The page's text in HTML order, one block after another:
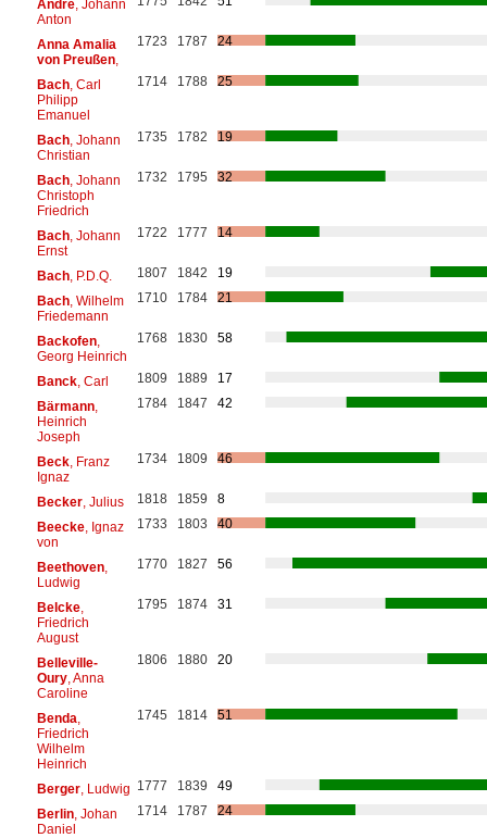
André, Johann
Anton
Anna Amalia
von Preußen,
1723 1787 24
Bach, Carl
Philipp
Emanuel
1714 1788 25
Bach, Johann
Christian
1735 1782 19
Bach, Johann
Christoph
Friedrich
1732 1795 32
Bach, Johann
Ernst
1722 1777 14
Bach, P.D.Q. 1807 1842
19
Bach, Wilhelm
Friedemann
1710 1784 21
Backofen,
Georg Heinrich
1768 1830 58
Banck, Carl 1809 1889
17
Bärmann,
Heinrich
Joseph
1784 1847 42
Beck, Franz
Ignaz
1734 1809 46
Becker, Julius 1818 1859
8
Beecke, Ignaz
von
1733 1803 40
Beethoven,
Ludwig
1770 1827 56
Belcke,
Friedrich
August
1795 1874 31
Belleville-
Oury, Anna
Caroline
1806 1880 20
Benda
Friedrich
Wilhelm
Heinrich
1745 1814 51
Berger, Ludwig 1777 1839
49
Berlin, Johan
Daniel
1714 1787 24